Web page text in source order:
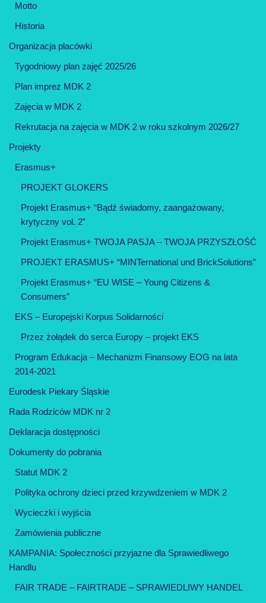
Motto
Historia
Organizacja placówki
Tygodniowy plan zajęć 2025/26
Plan imprez MDK 2
Zajęcia w MDK 2
Rekrutacja na zajęcia w MDK 2 w roku szkolnym 2026/27
Projekty
Erasmus+
PROJEKT GLOKERS
Projekt Erasmus+ “Bądź świadomy, zaangażowany,
krytyczny vol. 2”
Projekt Erasmus+ TWOJA PASJA – TWOJA PRZYSZŁOŚĆ
PROJEKT ERASMUS+ “MINTernational und BrickSolutions”
Projekt Erasmus+ “EU WISE – Young Citizens &
Consumers”
EKS – Europejski Korpus Solidarności
Przez żołądek do serca Europy – projekt EKS
Program Edukacja – Mechanizm Finansowy EOG na lata
2014-2021
Eurodesk Piekary Śląskie
Rada Rodziców MDK nr 2
Deklaracja dostępności
Dokumenty do pobrania
Statut MDK 2
Polityka ochrony dzieci przed krzywdzeniem w MDK 2
Wycieczki i wyjścia
Zamówienia publiczne
KAMPANIA: Społeczności przyjazne dla Sprawiedliwego
Handlu
FAIR TRADE – FAIRTRADE – SPRAWIEDLIWY HANDEL